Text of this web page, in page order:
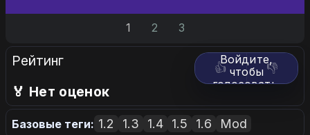
1 2 3
Рейтинг 👍 👎
Войдите,
чтобы
голосовать.
🏅 Нет оценок
Базовые теги: 1.2 1.3 1.4 1.5 1.6 Mod